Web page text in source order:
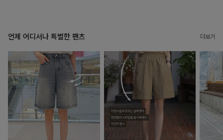
언제 어디서나 특별한 팬츠 더보기